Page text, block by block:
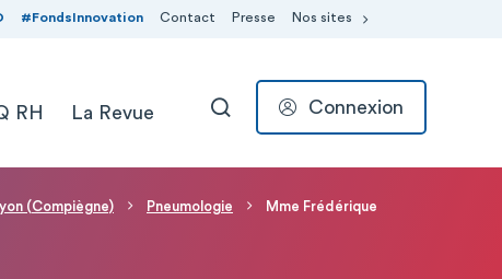
#FondsInnovation Contact Presse Nos sites
RH La Revue RECHERCHER
Connexion
(Compiègne) Pneumologie
Mme Frédérique